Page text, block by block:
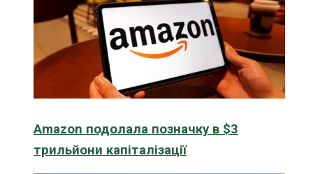
Amazon подолала позначку в $3
трильйони капіталізації